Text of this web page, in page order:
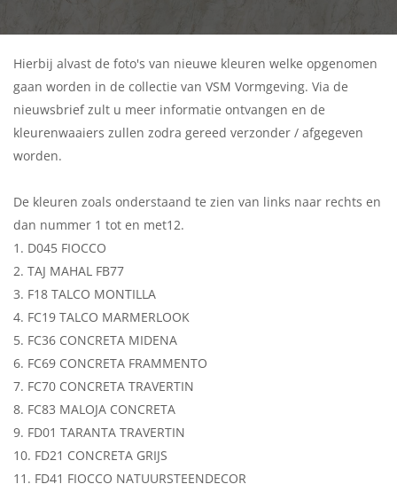
Hierbij alvast de foto's van nieuwe kleuren welke opgenomen
gaan worden in de collectie van VSM Vormgeving. Via de
nieuwsbrief zult u meer informatie ontvangen en de
kleurenwaaiers zullen zodra gereed verzonder / afgegeven
worden.
De kleuren zoals onderstaand te zien van links naar rechts en
dan nummer 1 tot en met12.
1. D045 FIOCCO
2. TAJ MAHAL FB77
3. F18 TALCO MONTILLA
4. FC19 TALCO MARMERLOOK
5. FC36 CONCRETA MIDENA
6. FC69 CONCRETA FRAMMENTO
7. FC70 CONCRETA TRAVERTIN
8. FC83 MALOJA CONCRETA
9. FD01 TARANTA TRAVERTIN
10. FD21 CONCRETA GRIJS
11. FD41 FIOCCO NATUURSTEENDECOR